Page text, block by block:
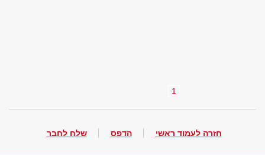
1
חזרה לעמוד ראשי הדפס שלח לחבר